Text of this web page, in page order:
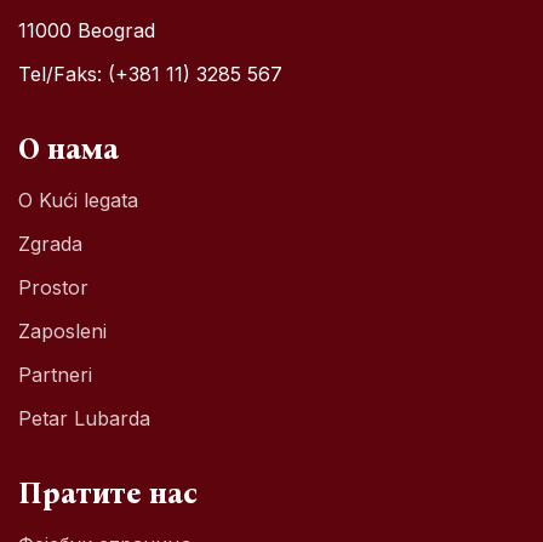
11000 Beograd
Tel/Faks: (+381 11) 3285 567
О нама
O Kući legata
Zgrada
Prostor
Zaposleni
Partneri
Petar Lubarda
Пратите нас